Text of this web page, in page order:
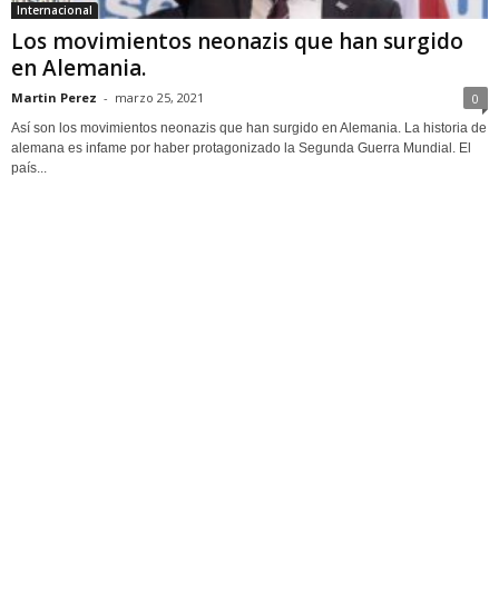
Internacional
Los movimientos neonazis que han surgido
en Alemania.
Martin Perez - marzo 25, 2021 0
Así son los movimientos neonazis que han surgido en Alemania. La historia de
alemana es infame por haber protagonizado la Segunda Guerra Mundial. El
país...